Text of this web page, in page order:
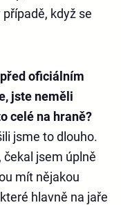
když se
oficiálním
jste neměli
celé na hraně?
jsme to dlouho.
jsem úplně
mít nějakou
hlavně na jaře